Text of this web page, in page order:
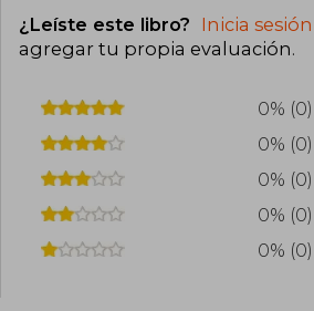
¿Leíste este libro? Inicia sesión
agregar tu propia evaluación.
0% (0)
0% (0)
0% (0)
0% (0)
0% (0)